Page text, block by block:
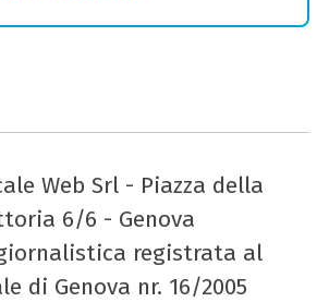
Web Srl - Piazza della
6/6 - Genova
registrata al
di Genova nr. 16/2005